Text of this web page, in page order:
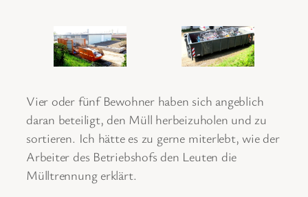
Vier oder fünf Bewohner haben sich angeblich
daran beteiligt, den Müll herbeizuholen und zu
sortieren. Ich hätte es zu gerne miterlebt, wie der
Arbeiter des Betriebshofs den Leuten die
Mülltrennung erklärt.